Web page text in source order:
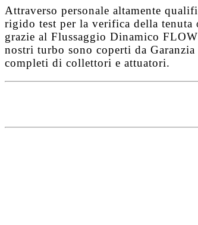
Attraverso personale altamente
rigido test per la verifica della tenuta
grazie al Flussaggio Dinamico
nostri turbo sono coperti da
completi di collettori e attuatori.